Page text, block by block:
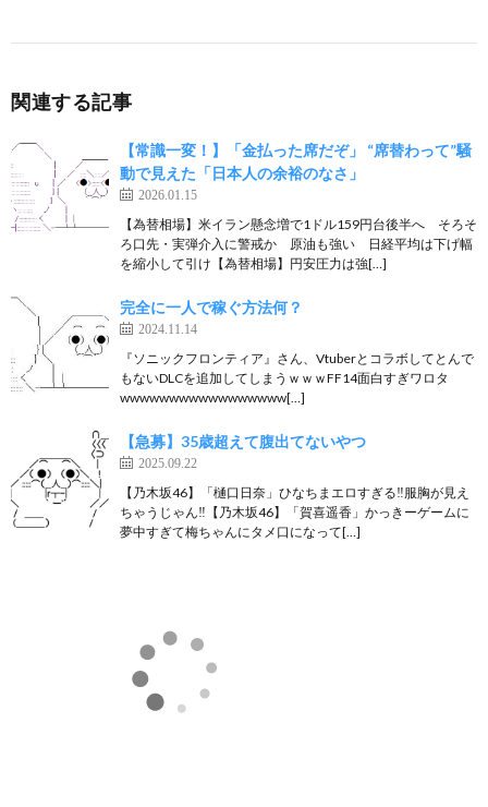
関連する記事
【常識一変！】「金払った席だぞ」 “席替わって”騒
動で見えた「日本人の余裕のなさ」
2026.01.15
【為替相場】米イラン懸念増で1ドル159円台後半へ そろそ
ろ口先・実弾介入に警戒か 原油も強い 日経平均は下げ幅
を縮小して引け【為替相場】円安圧力は強[…]
完全に一人で稼ぐ方法何？
2024.11.14
『ソニックフロンティア』さん、Vtuberとコラボしてとんで
もないDLCを追加してしまうｗｗｗFF14面白すぎワロタ
wwwwwwwwwwwwwwwww[…]
【急募】35歳超えて腹出てないやつ
2025.09.22
【乃木坂46】「樋口日奈」ひなちまエロすぎる‼︎服胸が見え
ちゃうじゃん‼︎【乃木坂46】「賀喜遥香」かっきーゲームに
夢中すぎて梅ちゃんにタメ口になって[…]